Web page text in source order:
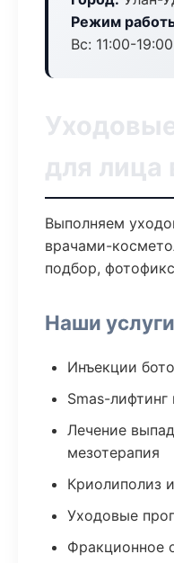
Режим
Вс: 11:00-19:00
для лица
Выполняем
врачами-
подбор,
Наши услуги
Инъекции
Smas-
Лечение
мезотерапия
Криолиполиз
Уходовые
Фракционное